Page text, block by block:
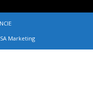
SA Marketing